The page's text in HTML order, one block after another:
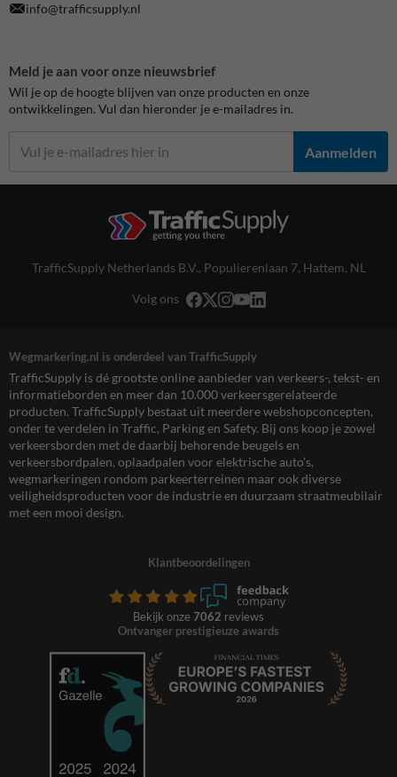
info@trafficsupply.nl
Meld je aan voor onze nieuwsbrief
Wil je op de hoogte blijven van onze producten en onze
ontwikkelingen. Vul dan hieronder je e-mailadres in.
Aanmelden
TrafficSupply Netherlands B.V., Populierenlaan 7, Hattem, NL
Volg ons
Wegmarkering.nl is onderdeel van TrafficSupply
TrafficSupply is dé grootste online aanbieder van verkeers-, tekst- en
informatieborden en meer dan 10.000 verkeersgerelateerde
producten. TrafficSupply bestaat uit meerdere webshopconcepten,
onder te verdelen in Traffic, Parking en Safety. Bij ons koop je zowel
verkeersborden met de daarbij behorende beugels en
verkeersbordpalen, oplaadpalen voor elektrische auto’s,
wegmarkeringen rondom parkeerterreinen maar ook diverse
veiligheidsproducten voor de industrie en duurzaam straatmeubilair
met een mooi design.
Klantbeoordelingen
Bekijk onze 7062 reviews
Ontvanger prestigieuze awards